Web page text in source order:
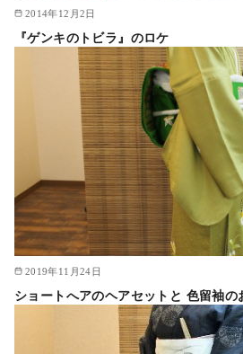
2014年12月2日
『ゲンキのトビラ』のロケ
2019年11月24日
ショートへアのヘアセットと 色留袖の